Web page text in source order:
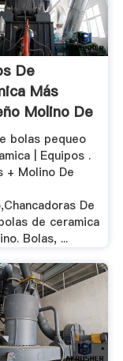
De
Más
Molino De
bolas pequeo
| Equipos .
+ Molino De
De
de ceramica
Bolas, ...